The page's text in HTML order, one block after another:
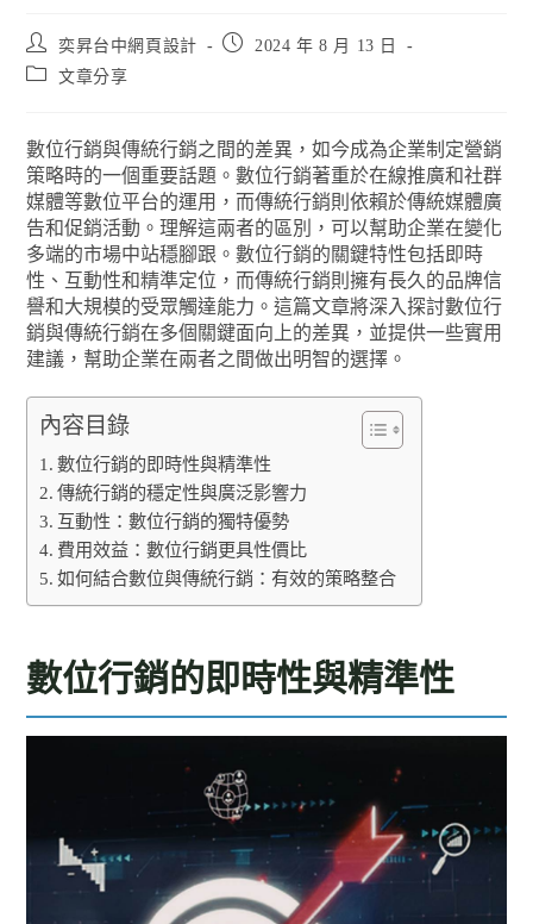
奕昇台中網頁設計
2024 年 8 月 13 日
文章分享
數位行銷與傳統行銷之間的差異，如今成為企業制定營銷
策略時的一個重要話題。數位行銷著重於在線推廣和社群
媒體等數位平台的運用，而傳統行銷則依賴於傳統媒體廣
告和促銷活動。理解這兩者的區別，可以幫助企業在變化
多端的市場中站穩腳跟。數位行銷的關鍵特性包括即時
性、互動性和精準定位，而傳統行銷則擁有長久的品牌信
譽和大規模的受眾觸達能力。這篇文章將深入探討數位行
銷與傳統行銷在多個關鍵面向上的差異，並提供一些實用
建議，幫助企業在兩者之間做出明智的選擇。
內容目錄
數位行銷的即時性與精準性
傳統行銷的穩定性與廣泛影響力
互動性：數位行銷的獨特優勢
費用效益：數位行銷更具性價比
如何結合數位與傳統行銷：有效的策略整合
數位行銷的即時性與精準性